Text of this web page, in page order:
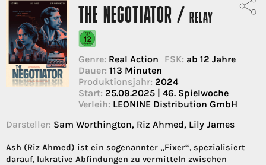
THE NEGOTIATOR / RELAY
Genre: Real Action FSK: ab 12 Jahre
Dauer: 113 Minuten
Produktionsjahr: 2024
Start: 25.09.2025 | 46. Spielwoche
Verleih: LEONINE Distribution GmbH
Darsteller: Sam Worthington, Riz Ahmed, Lily James
Ash (Riz Ahmed) ist ein sogenannter „Fixer“, spezialisiert
darauf, lukrative Abfindungen zu vermitteln zwischen